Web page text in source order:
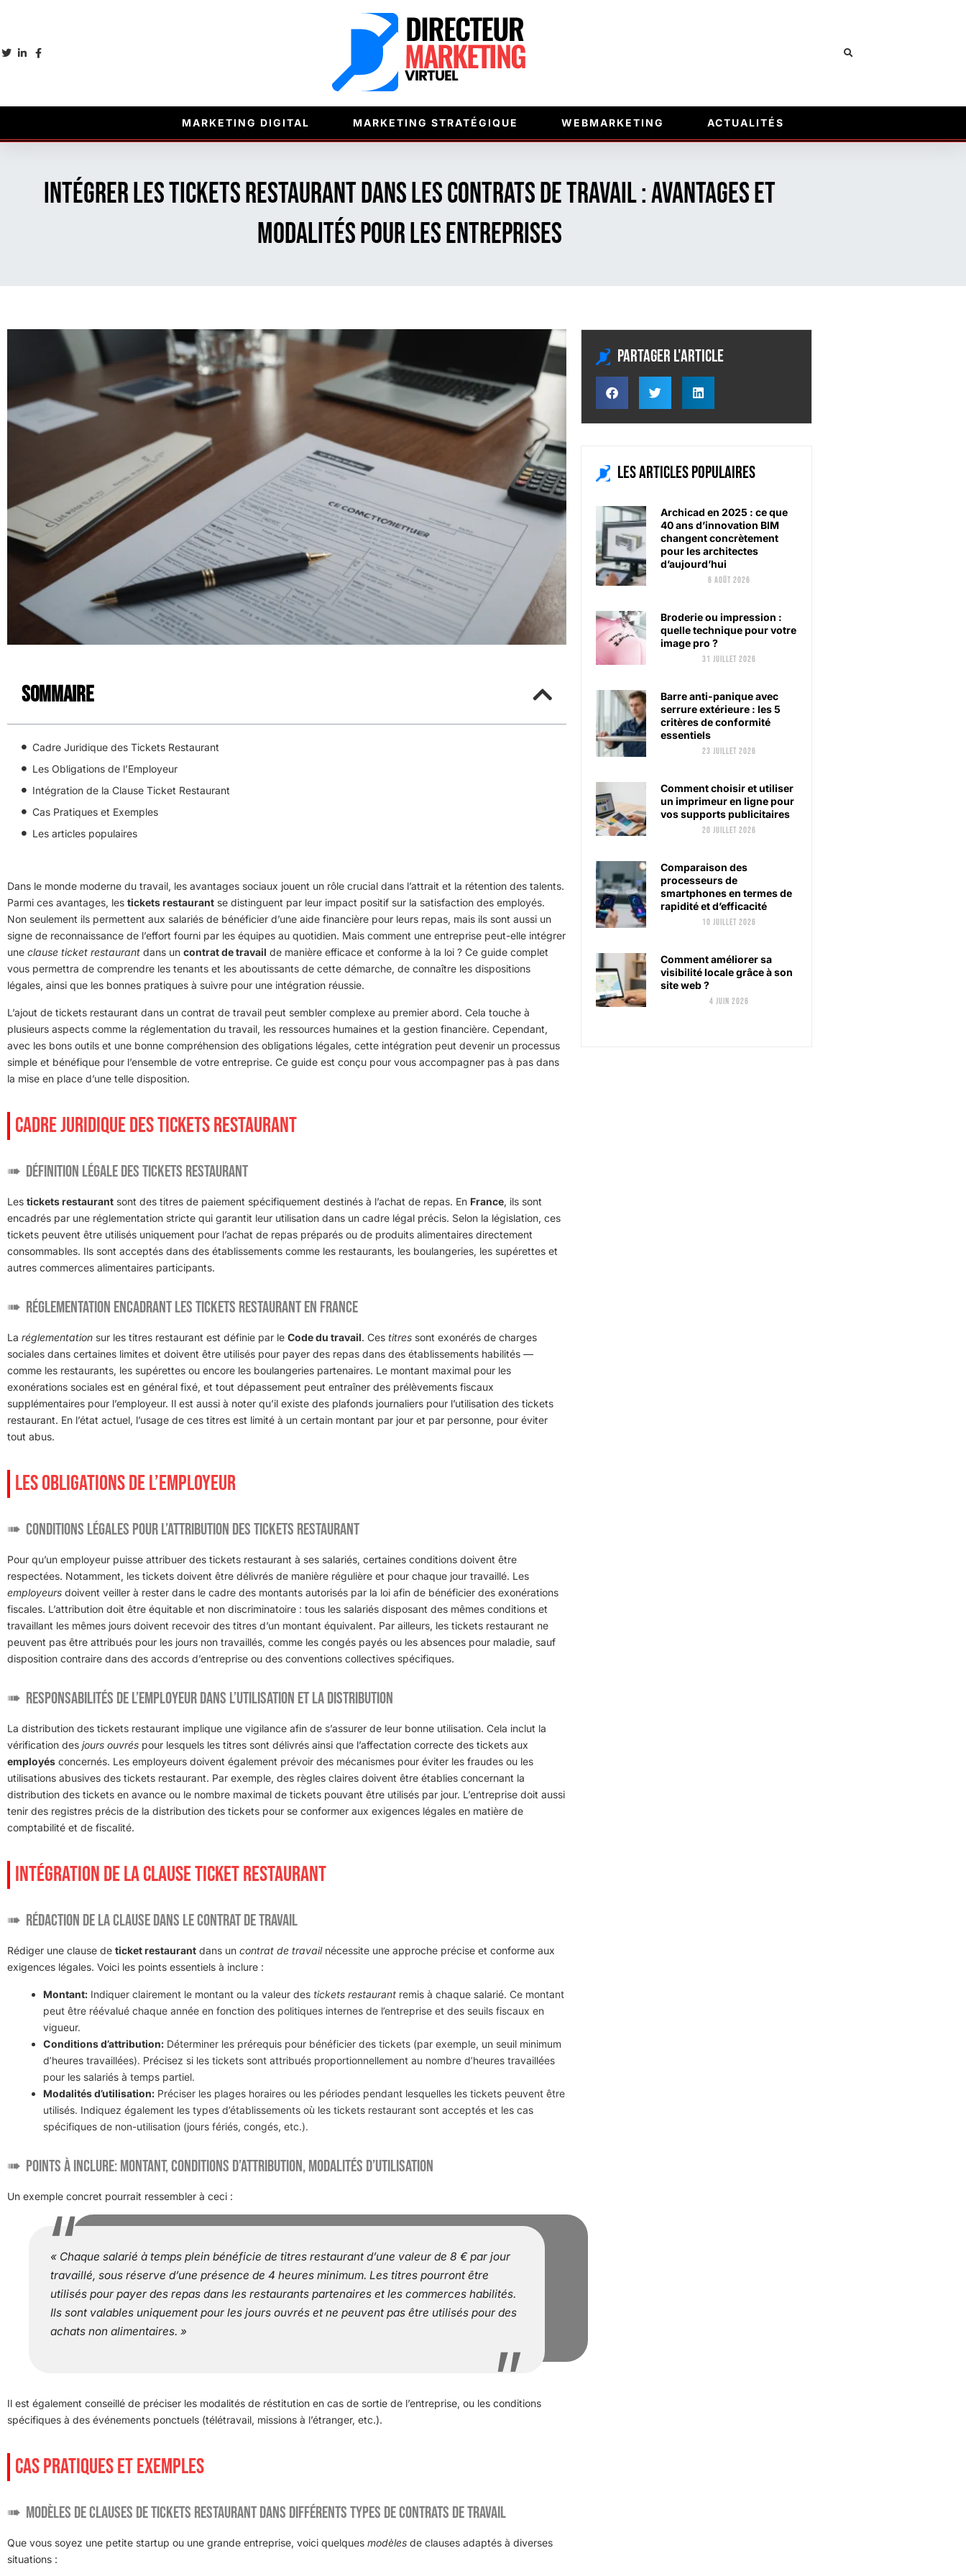
MARKETING DIGITAL MARKETING STRATÉGIQUE WEBMARKETING ACTUALITÉS
Intégrer les Tickets Restaurant dans les Contrats de Travail : Avantages et
Modalités pour les Entreprises
Sommaire
Cadre Juridique des Tickets Restaurant
Les Obligations de l’Employeur
Intégration de la Clause Ticket Restaurant
Cas Pratiques et Exemples
Les articles populaires
Dans le monde moderne du travail, les avantages sociaux jouent un rôle crucial dans l’attrait et la rétention des talents.
Parmi ces avantages, les tickets restaurant se distinguent par leur impact positif sur la satisfaction des employés.
Non seulement ils permettent aux salariés de bénéficier d’une aide financière pour leurs repas, mais ils sont aussi un
signe de reconnaissance de l’effort fourni par les équipes au quotidien. Mais comment une entreprise peut-elle intégrer
une clause ticket restaurant dans un contrat de travail de manière efficace et conforme à la loi ? Ce guide complet
vous permettra de comprendre les tenants et les aboutissants de cette démarche, de connaître les dispositions
légales, ainsi que les bonnes pratiques à suivre pour une intégration réussie.
L’ajout de tickets restaurant dans un contrat de travail peut sembler complexe au premier abord. Cela touche à
plusieurs aspects comme la réglementation du travail, les ressources humaines et la gestion financière. Cependant,
avec les bons outils et une bonne compréhension des obligations légales, cette intégration peut devenir un processus
simple et bénéfique pour l’ensemble de votre entreprise. Ce guide est conçu pour vous accompagner pas à pas dans
la mise en place d’une telle disposition.
CADRE JURIDIQUE DES TICKETS RESTAURANT
Définition légale des tickets restaurant
Les tickets restaurant sont des titres de paiement spécifiquement destinés à l’achat de repas. En France, ils sont
encadrés par une réglementation stricte qui garantit leur utilisation dans un cadre légal précis. Selon la législation, ces
tickets peuvent être utilisés uniquement pour l’achat de repas préparés ou de produits alimentaires directement
consommables. Ils sont acceptés dans des établissements comme les restaurants, les boulangeries, les supérettes et
autres commerces alimentaires participants.
Réglementation encadrant les tickets restaurant en France
La réglementation sur les titres restaurant est définie par le Code du travail. Ces titres sont exonérés de charges
sociales dans certaines limites et doivent être utilisés pour payer des repas dans des établissements habilités —
comme les restaurants, les supérettes ou encore les boulangeries partenaires. Le montant maximal pour les
exonérations sociales est en général fixé, et tout dépassement peut entraîner des prélèvements fiscaux
supplémentaires pour l’employeur. Il est aussi à noter qu’il existe des plafonds journaliers pour l’utilisation des tickets
restaurant. En l’état actuel, l’usage de ces titres est limité à un certain montant par jour et par personne, pour éviter
tout abus.
LES OBLIGATIONS DE L’EMPLOYEUR
Conditions légales pour l’attribution des tickets restaurant
Pour qu’un employeur puisse attribuer des tickets restaurant à ses salariés, certaines conditions doivent être
respectées. Notamment, les tickets doivent être délivrés de manière régulière et pour chaque jour travaillé. Les
employeurs doivent veiller à rester dans le cadre des montants autorisés par la loi afin de bénéficier des exonérations
fiscales. L’attribution doit être équitable et non discriminatoire : tous les salariés disposant des mêmes conditions et
travaillant les mêmes jours doivent recevoir des titres d’un montant équivalent. Par ailleurs, les tickets restaurant ne
peuvent pas être attribués pour les jours non travaillés, comme les congés payés ou les absences pour maladie, sauf
disposition contraire dans des accords d’entreprise ou des conventions collectives spécifiques.
Responsabilités de l’employeur dans l’utilisation et la distribution
La distribution des tickets restaurant implique une vigilance afin de s’assurer de leur bonne utilisation. Cela inclut la
vérification des jours ouvrés pour lesquels les titres sont délivrés ainsi que l’affectation correcte des tickets aux
employés concernés. Les employeurs doivent également prévoir des mécanismes pour éviter les fraudes ou les
utilisations abusives des tickets restaurant. Par exemple, des règles claires doivent être établies concernant la
distribution des tickets en avance ou le nombre maximal de tickets pouvant être utilisés par jour. L’entreprise doit aussi
tenir des registres précis de la distribution des tickets pour se conformer aux exigences légales en matière de
comptabilité et de fiscalité.
INTÉGRATION DE LA CLAUSE TICKET RESTAURANT
Rédaction de la clause dans le contrat de travail
Rédiger une clause de ticket restaurant dans un contrat de travailnécessite une approche précise et conforme aux
exigences légales. Voici les points essentiels à inclure :
Montant: Indiquer clairement le montant ou la valeur des tickets restaurant remis à chaque salarié. Ce montant
peut être réévalué chaque année en fonction des politiques internes de l’entreprise et des seuils fiscaux en
vigueur.
Conditions d’attribution: Déterminer les prérequis pour bénéficier des tickets (par exemple, un seuil minimum
d’heures travaillées). Précisez si les tickets sont attribués proportionnellement au nombre d’heures travaillées
pour les salariés à temps partiel.
Modalités d’utilisation: Préciser les plages horaires ou les périodes pendant lesquelles les tickets peuvent être
utilisés. Indiquez également les types d’établissements où les tickets restaurant sont acceptés et les cas
spécifiques de non-utilisation (jours fériés, congés, etc.).
Points à inclure: montant, conditions d’attribution, modalités d’utilisation
Un exemple concret pourrait ressembler à ceci :
« Chaque salarié à temps plein bénéficie de titres restaurant d’une valeur de 8 € par jour
travaillé, sous réserve d’une présence de 4 heures minimum. Les titres pourront être
utilisés pour payer des repas dans les restaurants partenaires et les commerces habilités.
Ils sont valables uniquement pour les jours ouvrés et ne peuvent pas être utilisés pour des
achats non alimentaires. »
Il est également conseillé de préciser les modalités de réstitution en cas de sortie de l’entreprise, ou les conditions
spécifiques à des événements ponctuels (télétravail, missions à l’étranger, etc.).
CAS PRATIQUES ET EXEMPLES
Modèles de clauses de tickets restaurant dans différents types de contrats de travail
Que vous soyez une petite startup ou une grande entreprise, voici quelques modèles de clauses adaptés à diverses
situations :
Partager l'article
Les articles populaires
Archicad en 2025 : ce que
40 ans d’innovation BIM
changent concrètement
pour les architectes
d’aujourd’hui
6 août 2026
Broderie ou impression :
quelle technique pour votre
image pro ?
31 juillet 2026
Barre anti-panique avec
serrure extérieure : les 5
critères de conformité
essentiels
23 juillet 2026
Comment choisir et utiliser
un imprimeur en ligne pour
vos supports publicitaires
20 juillet 2026
Comparaison des
processeurs de
smartphones en termes de
rapidité et d’efficacité
10 juillet 2026
Comment améliorer sa
visibilité locale grâce à son
site web ?
4 juin 2026